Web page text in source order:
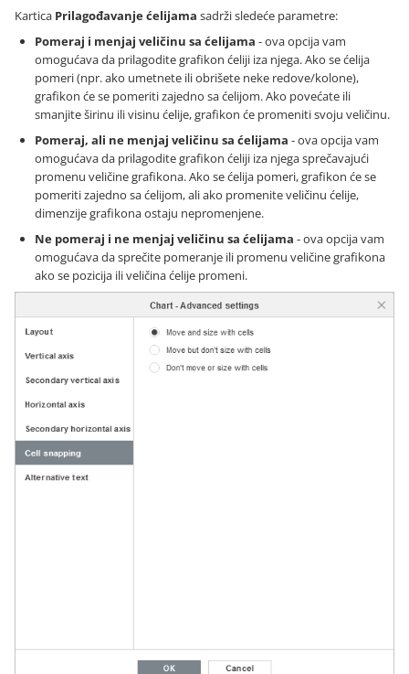
Kartica Prilagođavanje ćelijama sadrži sledeće parametre:
Pomeraj i menjaj veličinu sa ćelijama - ova opcija vam
omogućava da prilagodite grafikon ćeliji iza njega. Ako se ćelija
pomeri (npr. ako umetnete ili obrišete neke redove/kolone),
grafikon će se pomeriti zajedno sa ćelijom. Ako povećate ili
smanjite širinu ili visinu ćelije, grafikon će promeniti svoju veličinu.
Pomeraj, ali ne menjaj veličinu sa ćelijama - ova opcija vam
omogućava da prilagodite grafikon ćeliji iza njega sprečavajući
promenu veličine grafikona. Ako se ćelija pomeri, grafikon će se
pomeriti zajedno sa ćelijom, ali ako promenite veličinu ćelije,
dimenzije grafikona ostaju nepromenjene.
Ne pomeraj i ne menjaj veličinu sa ćelijama - ova opcija vam
omogućava da sprečite pomeranje ili promenu veličine grafikona
ako se pozicija ili veličina ćelije promeni.